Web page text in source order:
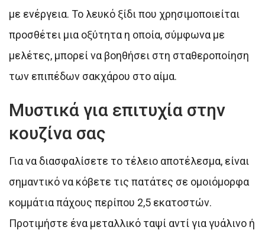
με ενέργεια. Το λευκό ξίδι που χρησιμοποιείται
προσθέτει μια οξύτητα η οποία, σύμφωνα με
μελέτες, μπορεί να βοηθήσει στη σταθεροποίηση
των επιπέδων σακχάρου στο αίμα.
Μυστικά για επιτυχία στην
κουζίνα σας
Για να διασφαλίσετε το τέλειο αποτέλεσμα, είναι
σημαντικό να κόβετε τις πατάτες σε ομοιόμορφα
κομμάτια πάχους περίπου 2,5 εκατοστών.
Προτιμήστε ένα μεταλλικό ταψί αντί για γυάλινο ή